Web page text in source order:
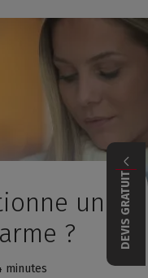
DEVIS GRATUIT
un
?
minutes